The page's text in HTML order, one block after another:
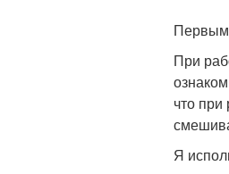
Первым
При
что
Я